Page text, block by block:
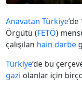
Anavatan Türkiye
Örgütü (FETÖ)
çalışılan hain darbe
Türkiye’de bu
gazi olanlar için